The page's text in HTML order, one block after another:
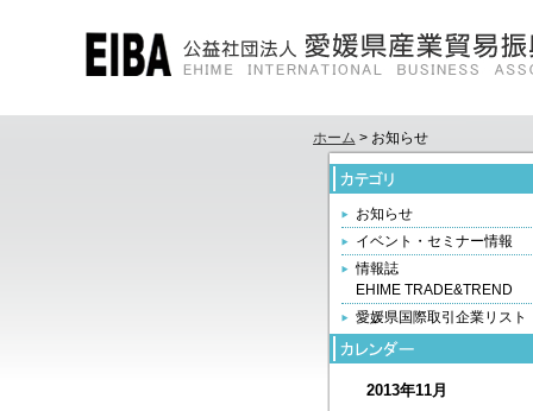
ホーム > お知らせ
お知らせ
イベント・セミナー情報
情報誌
EHIME TRADE&TREND
愛媛県国際取引企業リスト
2013年11月